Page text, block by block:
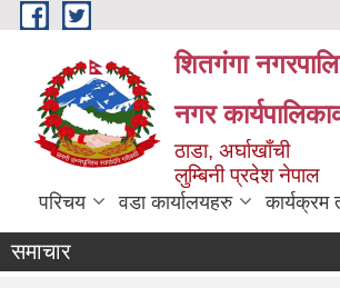
Skip to main content
शितगंगा
नगर
ठाडा, अर्घाखाँची
लुम्बिनी प्रदेश नेपाल
परिचय वडा कार्यालयहरु कार्यक्रम
समाचार